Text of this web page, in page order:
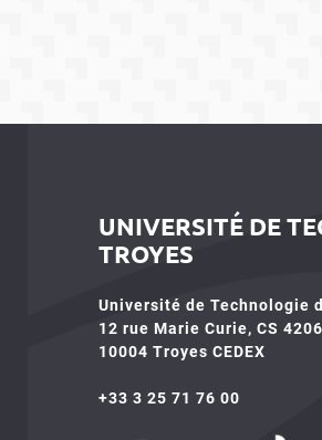
UNIVERSITÉ DE
TROYES
Université de Technologie
12 rue Marie Curie, CS
10004 Troyes CEDEX
+33 3 25 71 76 00